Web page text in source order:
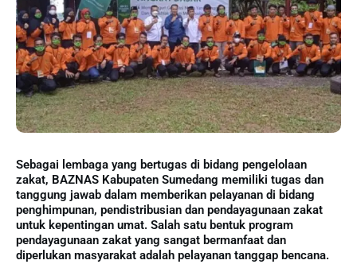
Sebagai lembaga yang bertugas di bidang pengelolaan
zakat, BAZNAS Kabupaten Sumedang memiliki tugas dan
tanggung jawab dalam memberikan pelayanan di bidang
penghimpunan, pendistribusian dan pendayagunaan zakat
untuk kepentingan umat. Salah satu bentuk program
pendayagunaan zakat yang sangat bermanfaat dan
diperlukan masyarakat adalah pelayanan tanggap bencana.